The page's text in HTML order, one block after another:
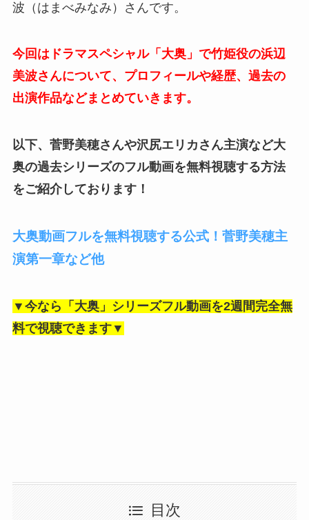
波（はまべみなみ）さんです。
今回はドラマスペシャル「大奥」で竹姫役の浜辺
美波さんについて、プロフィールや経歴、過去の
出演作品などまとめていきます。
以下、菅野美穂さんや沢尻エリカさん主演など大
奥の過去シリーズのフル動画を無料視聴する方法
をご紹介しております！
大奥動画フルを無料視聴する公式！菅野美穂主
演第一章など他
▼今なら「大奥」シリーズフル動画を2週間完全無
料で視聴できます▼
目次